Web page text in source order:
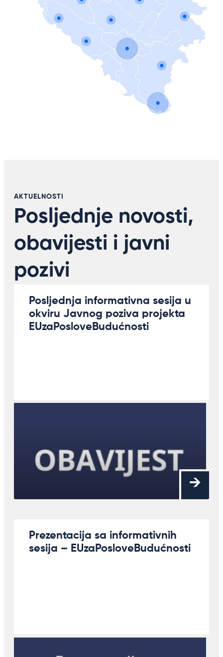
AKTUELNOSTI
Posljednje novosti,
obavijesti i javni
pozivi
Posljednja informativna sesija u
okviru Javnog poziva projekta
EUzaPosloveBudućnosti
Prezentacija sa informativnih
sesija – EUzaPosloveBudućnosti